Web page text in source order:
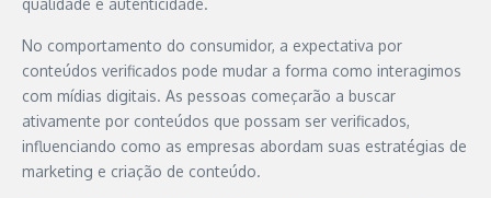
qualidade e autenticidade.
No comportamento do consumidor, a expectativa por
conteúdos verificados pode mudar a forma como interagimos
com mídias digitais. As pessoas começarão a buscar
ativamente por conteúdos que possam ser verificados,
influenciando como as empresas abordam suas estratégias de
marketing e criação de conteúdo.